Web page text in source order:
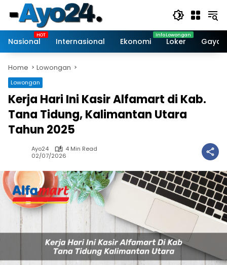
content
Nasional
Internasional Ekonomi Loker Gaya
Home Lowongan
Lowongan
Kerja Hari Ini Kasir Alfamart di Kab.
Tana Tidung, Kalimantan Utara
Tahun 2025
Ayo24
4 Min Read
02/07/2026